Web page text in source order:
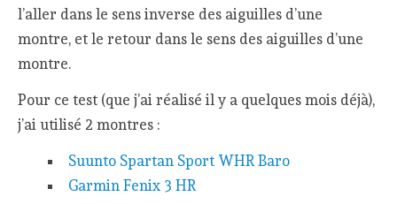
l’aller dans le sens inverse des aiguilles d’une
montre, et le retour dans le sens des aiguilles d’une
montre.
Pour ce test (que j’ai réalisé il y a quelques mois déjà),
j’ai utilisé 2 montres :
Suunto Spartan Sport WHR Baro
Garmin Fenix 3 HR